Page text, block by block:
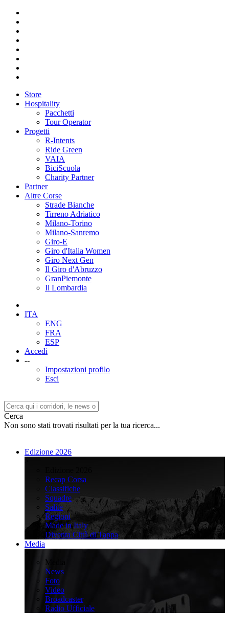
Store
Hospitality
Pacchetti
Tour Operator
Progetti
R-Intents
Ride Green
VAIA
BiciScuola
Charity Partner
Partner
Altre Corse
Strade Bianche
Tirreno Adriatico
Milano-Torino
Milano-Sanremo
Giro-E
Giro d'Italia Women
Giro Next Gen
Il Giro d'Abruzzo
GranPiemonte
Il Lombardia
ITA
ENG
FRA
ESP
Accedi
--
Impostazioni profilo
Esci
Cerca
Non sono stati trovati risultati per la tua ricerca...
Edizione 2026
Recap Corsa
Classifiche
Squadre
Salite
Regioni
Made in Italy
Diventa Città di Tappa
Media
Media
News
Foto
Video
Broadcaster
Radio Ufficiale